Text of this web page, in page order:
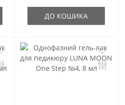
ДО КОШИКА